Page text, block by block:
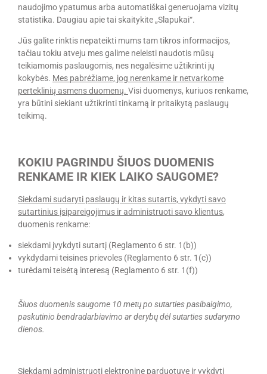
naudojimo ypatumus arba automatiškai generuojama vizitų
statistika. Daugiau apie tai skaitykite „Slapukai“.
Jūs galite rinktis nepateikti mums tam tikros informacijos,
tačiau tokiu atveju mes galime neleisti naudotis mūsų
teikiamomis paslaugomis, nes negalėsime užtikrinti jų
kokybės. Mes pabrėžiame, jog nerenkame ir netvarkome
perteklinių asmens duomenų. Visi duomenys, kuriuos renkame,
yra būtini siekiant užtikrinti tinkamą ir pritaikytą paslaugų
teikimą.
KOKIU PAGRINDU ŠIUOS DUOMENIS
RENKAME IR KIEK LAIKO SAUGOME?
Siekdami sudaryti paslaugų ir kitas sutartis, vykdyti savo
sutartinius įsipareigojimus ir administruoti savo klientus,
duomenis renkame:
siekdami įvykdyti sutartį (Reglamento 6 str. 1(b))
vykdydami teisines prievoles (Reglamento 6 str. 1(c))
turėdami teisėtą interesą (Reglamento 6 str. 1(f))
Šiuos duomenis saugome 10 metų po sutarties pasibaigimo,
paskutinio bendradarbiavimo ar derybų dėl sutarties sudarymo
dienos.
Siekdami administruoti elektroninę parduotuvę ir vykdyti